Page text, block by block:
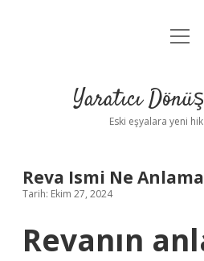
Anasayfa
Yasal
Yaratıcı
Eski eşyalara yeni
Reva Ismi Ne
Tarih: Ekim 27, 2024
Revanın